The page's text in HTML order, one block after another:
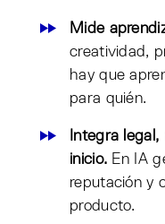
Mide
creatividad,
hay que
para quién.
Integra
inicio. En IA
reputación y
producto.